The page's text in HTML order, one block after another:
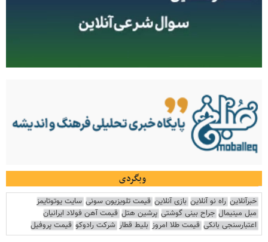
وبگردی
خبرآنلاین راه نو آنلاین بازی آنلاین قیمت تلویزیون سونی سایت یوتوتایمز
مبل مینیمال جراح بینی گوشتی پرشین هتل قیمت آهن فولاد ایرانیان
اعتبارسنجی بانکی قیمت طلا امروز بلیط قطار شرکت رادوکو قیمت پروفیل